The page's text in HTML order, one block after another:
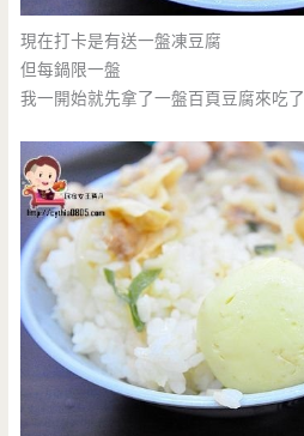
現在打卡是有送一盤凍豆腐
但每鍋限一盤
我一開始就先拿了一盤百頁豆腐來吃了